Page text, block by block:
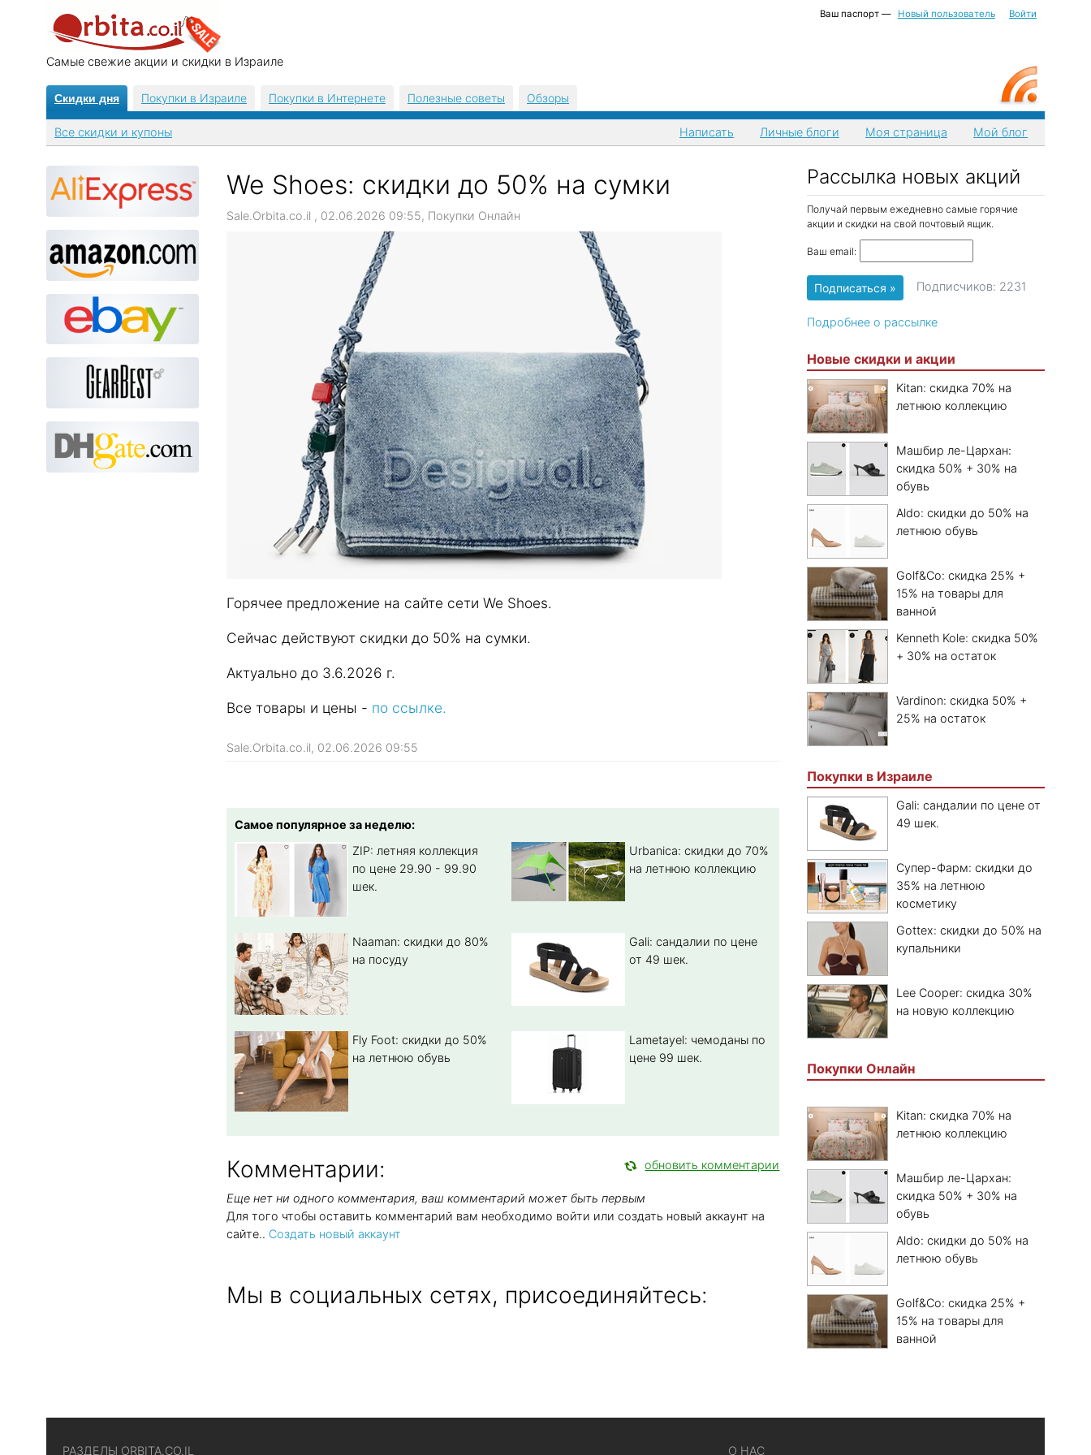
Самые свежие акции и скидки в Израиле
Ваш паспорт — Новый пользователь Войти
Скидки дня Покупки в Израиле Покупки в Интернете Полезные советы Обзоры
Все скидки и купоны Написать Личные блоги Моя страница Мой блог
We Shoes: скидки до 50% на сумки
Sale.Orbita.co.il , 02.06.2026 09:55, Покупки Онлайн
Горячее предложение на сайте сети We Shoes.
Сейчас действуют скидки до 50% на сумки.
Актуально до 3.6.2026 г.
Все товары и цены - по ссылке.
Sale.Orbita.co.il, 02.06.2026 09:55
Самое популярное за неделю:
ZIP: летняя коллекция
по цене 29.90 - 99.90
шек.
Urbanica: скидки до 70%
на летнюю коллекцию
Naaman: скидки до 80%
на посуду
Gali: сандалии по цене
от 49 шек.
Fly Foot: скидки до 50%
на летнюю обувь
Lametayel: чемоданы по
цене 99 шек.
Комментарии: обновить комментарии
Еще нет ни одного комментария, ваш комментарий может быть первым
Для того чтобы оставить комментарий вам необходимо войти или создать новый аккаунт на
сайте.. Создать новый аккаунт
Мы в социальных сетях, присоединяйтесь:
Рассылка новых акций
Получай первым ежедневно самые горячие
акции и скидки на свой почтовый ящик.
Ваш email:
Подписчиков: 2231
Подробнее о рассылке
Новые скидки и акции
Kitan: скидка 70% на
летнюю коллекцию
Машбир ле-Цархан:
скидка 50% + 30% на
обувь
Aldo: скидки до 50% на
летнюю обувь
Golf&Co: скидка 25% +
15% на товары для
ванной
Kenneth Kole: скидка 50%
+ 30% на остаток
Vardinon: скидка 50% +
25% на остаток
Покупки в Израиле
Gali: сандалии по цене от
49 шек.
Супер-Фарм: скидки до
35% на летнюю
косметику
Gottex: скидки до 50% на
купальники
Lee Cooper: скидка 30%
на новую коллекцию
Покупки Онлайн
Kitan: скидка 70% на
летнюю коллекцию
Машбир ле-Цархан:
скидка 50% + 30% на
обувь
Aldo: скидки до 50% на
летнюю обувь
Golf&Co: скидка 25% +
15% на товары для
ванной
РАЗДЕЛЫ ORBITA.CO.IL О НАС